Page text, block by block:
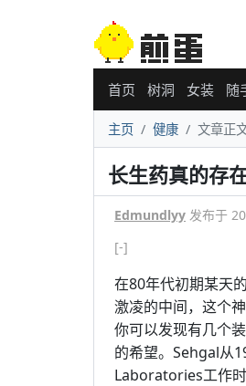
首页 树洞 女装 随
主页 健康 文章正
长生药真的存
Edmundlyy 发布于
[-]
在80年代初期某天
激凌的中间，这个
你可以发现有几个
的希望。Sehgal从
Laboratories工作时